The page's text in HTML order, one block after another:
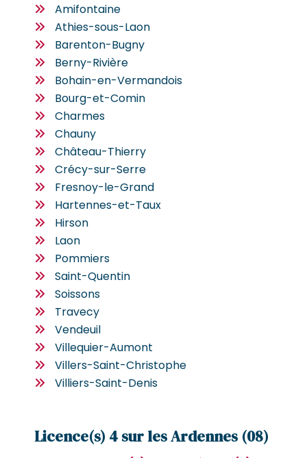
Amifontaine
Athies-sous-Laon
Barenton-Bugny
Berny-Rivière
Bohain-en-Vermandois
Bourg-et-Comin
Charmes
Chauny
Château-Thierry
Crécy-sur-Serre
Fresnoy-le-Grand
Hartennes-et-Taux
Hirson
Laon
Pommiers
Saint-Quentin
Soissons
Travecy
Vendeuil
Villequier-Aumont
Villers-Saint-Christophe
Villiers-Saint-Denis
Licence(s) 4 sur les Ardennes (08)